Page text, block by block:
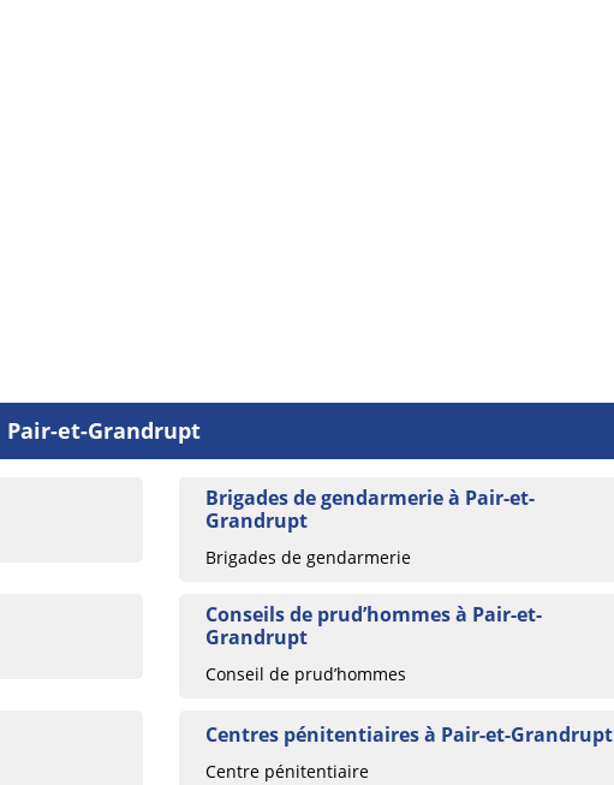
Pair-et-Grandrupt
Brigades de gendarmerie à Pair-et-
Grandrupt
Brigades de gendarmerie
Conseils de prud’hommes à Pair-et-
Grandrupt
Conseil de prud’hommes
Centres pénitentiaires à Pair-et-Grandrupt
Centre pénitentiaire